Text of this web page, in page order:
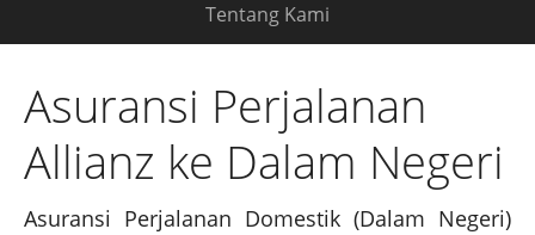
Tentang Kami
Asuransi Perjalanan
Allianz ke Dalam Negeri
Asuransi Perjalanan Domestik (Dalam Negeri)